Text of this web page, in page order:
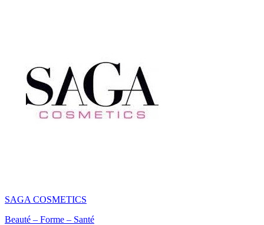
SAGA COSMETICS
Beauté – Forme – Santé